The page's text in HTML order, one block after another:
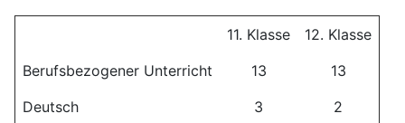
11. Klasse
12. Klasse
Berufsbezogener Unterricht
13
13
Deutsch
3
2